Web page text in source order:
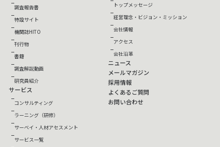
調査報告書
特設サイト
機関誌HITO
刊行物
書籍
調査解説動画
研究員紹介
サービス
コンサルティング
ラーニング（研修）
サーベイ・人材アセスメント
サービス一覧
トップメッセージ
経営理念・ビジョン・ミッション
会社情報
アクセス
会社沿革
ニュース
メールマガジン
採用情報
よくあるご質問
お問い合わせ